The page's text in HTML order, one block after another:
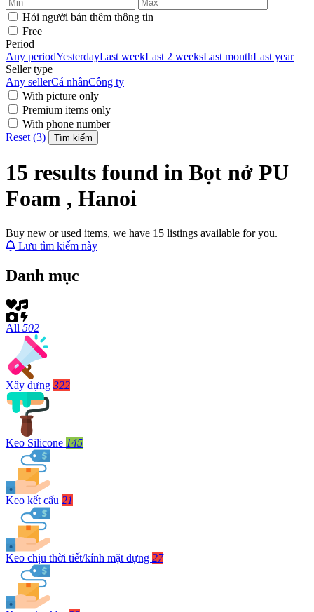
Hỏi người bán thêm thông tin
Free
Period
Any periodYesterdayLast weekLast 2 weeksLast monthLast year
Seller type
Any sellerCá nhânCông ty
With picture only
Premium items only
With phone number
Reset (3)
Tìm kiếm
15 results found in Bọt nở PU
Foam , Hanoi
Buy new or used items, we have 15 listings available for you.
Lưu tìm kiếm này
Danh mục
All 502
Xây dựng 322
Keo Silicone 145
Keo kết cấu 21
Keo chịu thời tiết/kính mặt đựng 27